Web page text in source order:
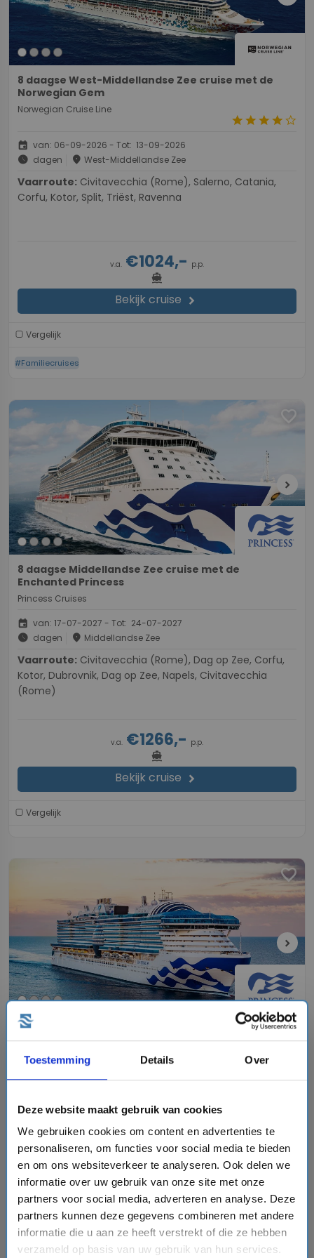
Toestemming Details Over
Deze website maakt gebruik van cookies
We gebruiken cookies om content en advertenties te
personaliseren, om functies voor social media te bieden
en om ons websiteverkeer te analyseren. Ook delen we
informatie over uw gebruik van onze site met onze
partners voor social media, adverteren en analyse. Deze
partners kunnen deze gegevens combineren met andere
informatie die u aan ze heeft verstrekt of die ze hebben
verzameld op basis van uw gebruik van hun services.
8 daagse West-Middellandse Zee cruise met de
Norwegian Gem
Norwegian Cruise Line
starstarstarstarstar_border
event van: 06-09-2026 - Tot: 13-09-2026
schedule dagen place West-Middellandse Zee
Vaarroute:
Corfu, Kotor, Split, Triëst, Ravenna
v.a. €1024,- p.p.
directions_boat
Bekijk cruise chevron_right
Vergelijk
#Familiecruises
favorite
chevron_right
8 daagse Middellandse Zee cruise met de
Enchanted Princess
Princess Cruises
event van: 17-07-2027 - Tot: 24-07-2027
schedule dagen place Middellandse Zee
Vaarroute:
Kotor, Dubrovnik, Dag op Zee, Napels, Civitavecchia
(Rome)
v.a. €1266,- p.p.
directions_boat
Bekijk cruise chevron_right
Vergelijk
favorite
chevron_right
8 daagse Oost-Middellandse Zee cruise met de Sun
Princess
Princess Cruises
star star
schedule8 dagen place Oost-Middellandse Zee
Vaarroute:Athene, Fira (Santorini), Dag op Zee, Bar,
Corfu, Messina, Dag op Zee, Barcelona
v.a. €1712,-p.p.
directions_boat + flight directions_bus
Bekijk cruisechevron_right